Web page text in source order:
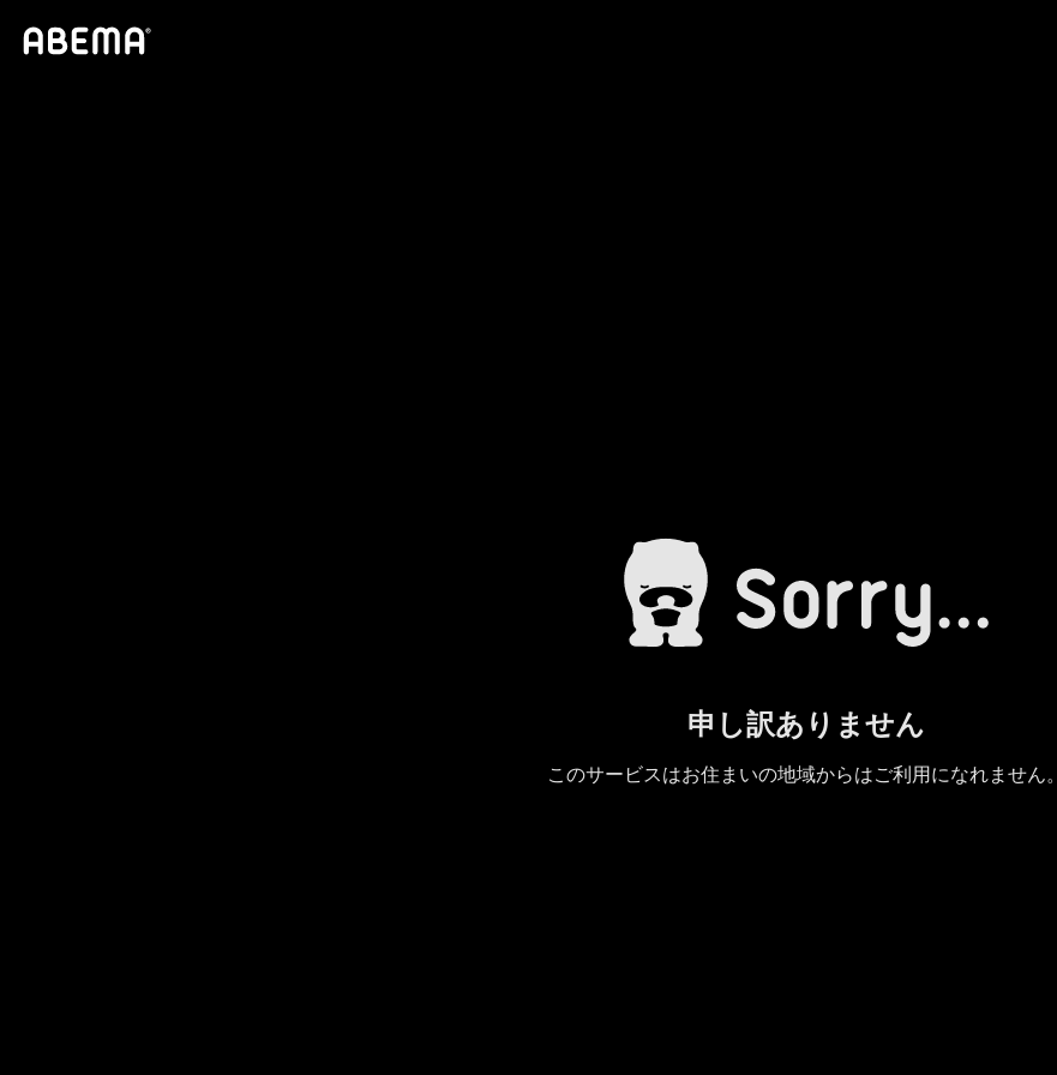
申し訳ありません
このサービスはお住まいの地域からはご利用になれません。